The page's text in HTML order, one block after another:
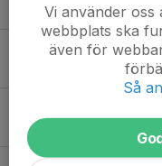
5 jul, 17:15 0
4 jul, 14:35 0
Vi använder
webbplats ska
även för
Så